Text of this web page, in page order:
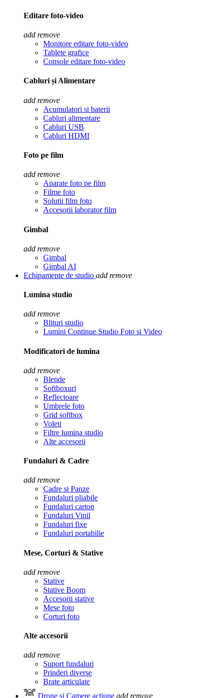
Editare foto-video
add remove
Monitore editare foto-video
Tablete grafice
Console editare foto-video
Cabluri și Alimentare
add remove
Acumulatori si baterii
Cabluri alimentare
Cabluri USB
Cabluri HDMI
Foto pe film
add remove
Aparate foto pe film
Filme foto
Solutii film foto
Accesorii laborator film
Gimbal
add remove
Gimbal
Gimbal AI
Echipamente de studio add remove
Lumina studio
add remove
Blituri studio
Lumini Continue Studio Foto si Video
Modificatori de lumina
add remove
Blende
Softboxuri
Reflectoare
Umbrele foto
Grid softbox
Voleti
Filtre lumina studio
Alte accesorii
Fundaluri & Cadre
add remove
Cadre si Panze
Fundaluri pliabile
Fundaluri carton
Fundaluri Vinil
Fundaluri fixe
Fundaluri portabilie
Mese, Corturi & Stative
add remove
Stative
Stative Boom
Accesorii stative
Mese foto
Corturi foto
Alte accesorii
add remove
Suport fundaluri
Prinderi diverse
Brate articulate
Drone si Camere actiune add remove